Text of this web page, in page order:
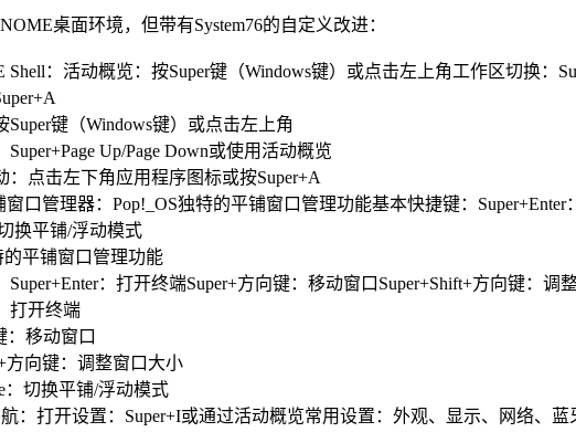
桌面环境，但带有System76的自定义改进：
Shell：活动概览：按Super键（Windows键）或点击左上角工作区切换：
Super键（Windows键）或点击左上角
Up/Page Down或使用活动概览
：点击左下角应用程序图标或按Super+A
窗口管理器：Pop!_OS独特的平铺窗口管理功能基本快捷键：
换平铺/浮动模式
的平铺窗口管理功能
Super+Enter：打开终端Super+方向键：移动窗口Super+Shift+方向键：调
打开终端
：移动窗口
方向键：调整窗口大小
：切换平铺/浮动模式
：打开设置：Super+I或通过活动概览常用设置：外观、显示、网络、